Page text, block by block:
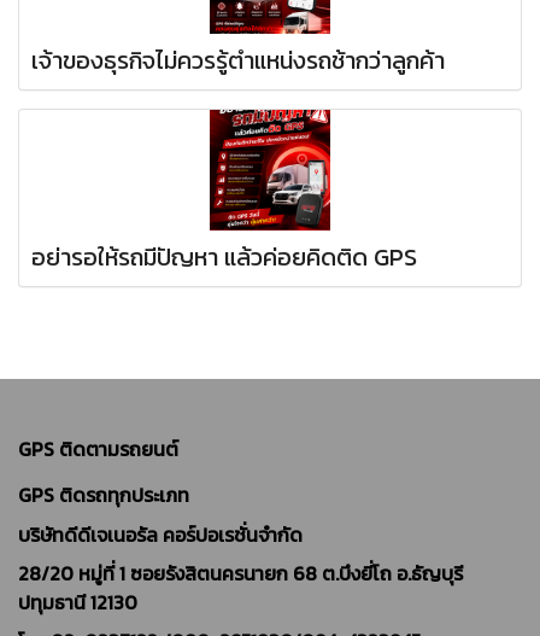
เจ้าของธุรกิจไม่ควรรู้ตำแหน่งรถช้ากว่าลูกค้า
อย่ารอให้รถมีปัญหา แล้วค่อยคิดติด GPS
GPS ติดตามรถยนต์
GPS ติดรถทุกประเภท
บริษัทดีดีเจเนอรัล คอร์ปอเรชั่นจำกัด
28/20 หมู่ที่ 1 ซอยรังสิตนครนายก 68 ต.บึงยี่โถ อ.ธัญบุรี
ปทุมธานี 12130